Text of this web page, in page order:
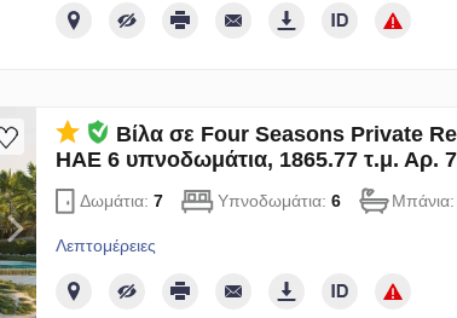
Βίλα σε Four Seasons Private
ΗΑΕ 6 υπνοδωμάτια, 1865.77 τ.μ. Αρ.
Δωμάτια: 7 Υπνοδωμάτια: 6 Μπάνια:
Λεπτομέρειες